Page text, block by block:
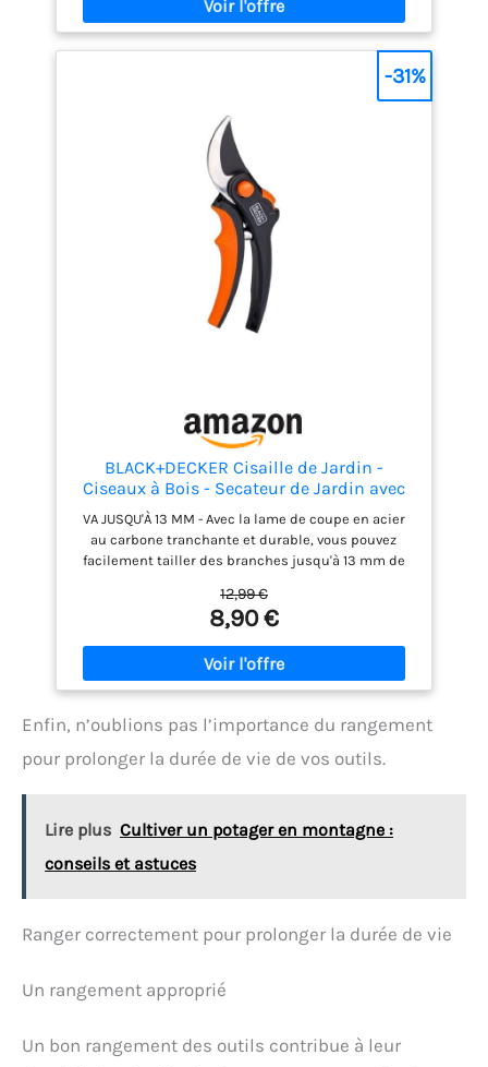
BLACK+DECKER Cisaille de Jardin -
Ciseaux à Bois - Secateur de Jardin avec
Lames en acier trempé - Branches d'un
Diamètre de 13 mm - Taille 20,3 cm - Acier
- Noir/Orange
VA JUSQU'À 13 MM - Avec la lame de coupe en acier
au carbone tranchante et durable, vous pouvez
facilement tailler des branches jusqu'à 13 mm de
jardin comportent également un verrou de sécurité
pour verrouiller les lames lorsqu'ils ne sont pas
utilisés. POIGNÉE CONFORTABLE - Les sécateurs sont
conçus avec une poignée confortable et un
mécanisme à ressort pour réduire la tension sur
12,99 €
8,90 €
-31%
Enfin, n’oublions pas l’importance du rangement
pour prolonger la durée de vie de vos outils.
Lire plus Cultiver un potager en montagne :
conseils et astuces
Ranger correctement pour prolonger la durée de vie
Un rangement approprié
Un bon rangement des outils contribue à leur